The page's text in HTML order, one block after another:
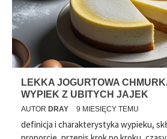
LEKKA JOGURTOWA
WYPIEK Z UBITYCH JAJEK
AUTOR DRAY 9 MIESIĘCY TEMU
definicja i charakterystyka wypieku,